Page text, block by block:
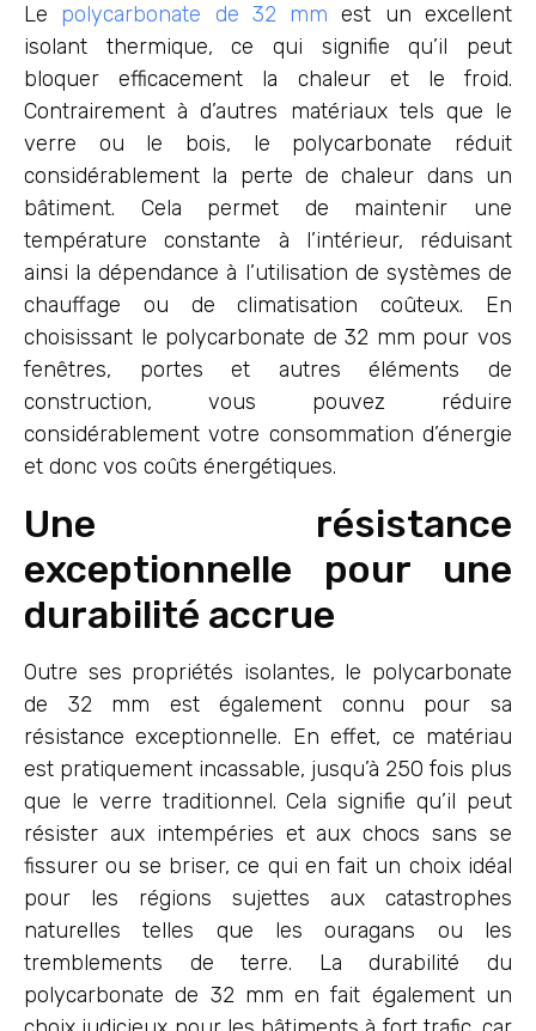
Le polycarbonate de 32 mm est un excellent
isolant thermique, ce qui signifie qu’il peut
bloquer efficacement la chaleur et le froid.
Contrairement à d’autres matériaux tels que le
verre ou le bois, le polycarbonate réduit
considérablement la perte de chaleur dans un
bâtiment. Cela permet de maintenir une
température constante à l’intérieur, réduisant
ainsi la dépendance à l’utilisation de systèmes de
chauffage ou de climatisation coûteux. En
choisissant le polycarbonate de 32 mm pour vos
fenêtres, portes et autres éléments de
construction, vous pouvez réduire
considérablement votre consommation d’énergie
et donc vos coûts énergétiques.
Une résistance
exceptionnelle pour une
durabilité accrue
Outre ses propriétés isolantes, le polycarbonate
de 32 mm est également connu pour sa
résistance exceptionnelle. En effet, ce matériau
est pratiquement incassable, jusqu’à 250 fois plus
que le verre traditionnel. Cela signifie qu’il peut
résister aux intempéries et aux chocs sans se
fissurer ou se briser, ce qui en fait un choix idéal
pour les régions sujettes aux catastrophes
naturelles telles que les ouragans ou les
tremblements de terre. La durabilité du
polycarbonate de 32 mm en fait également un